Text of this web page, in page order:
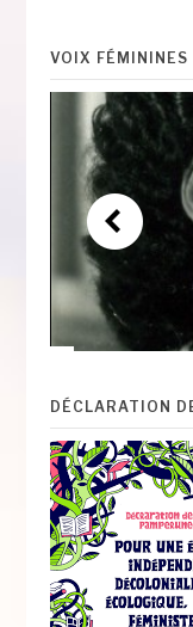
VOIX FÉMININES
DÉCLARATION